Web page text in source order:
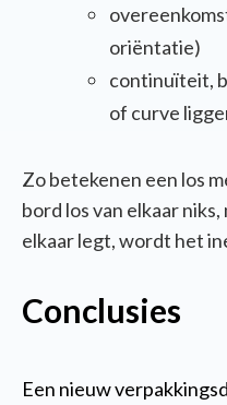
oriëntatie)
continuïteit,
of curve
Zo betekenen een los
bord los van elkaar
elkaar legt, wordt het
Conclusies
Een nieuw